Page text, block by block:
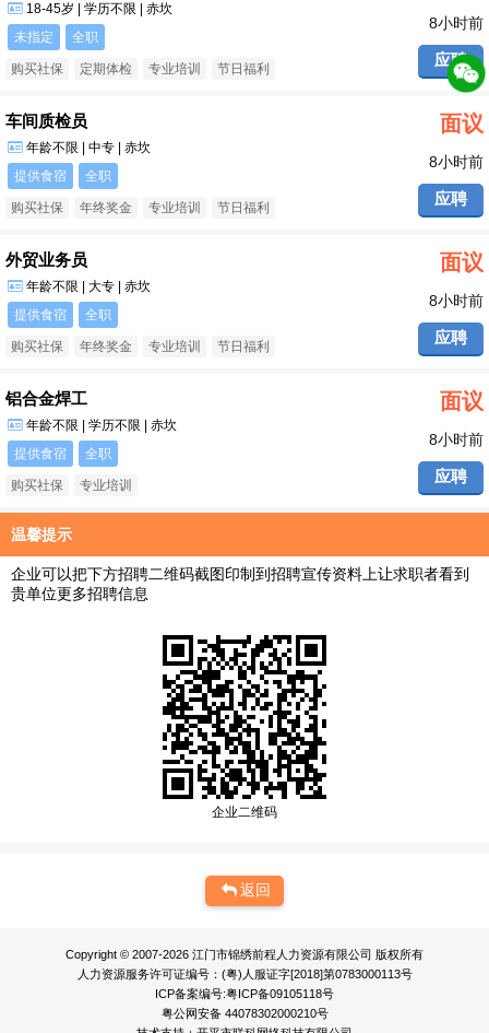
18-45岁 | 学历不限 | 赤坎
未指定
全职
购买社保 定期体检 专业培训 节日福利
8小时前
应聘
车间质检员
年龄不限 | 中专 | 赤坎
提供食宿
全职
购买社保 年终奖金 专业培训 节日福利
面议
8小时前
应聘
外贸业务员
年龄不限 | 大专 | 赤坎
提供食宿
全职
购买社保 年终奖金 专业培训 节日福利
面议
8小时前
应聘
铝合金焊工
年龄不限 | 学历不限 | 赤坎
提供食宿
全职
购买社保 专业培训
面议
8小时前
应聘
温馨提示
企业可以把下方招聘二维码截图印制到招聘宣传资料上让求职者看到
贵单位更多招聘信息
企业二维码
返回
Copyright © 2007-2026 江门市锦绣前程人力资源有限公司 版权所有
人力资源服务许可证编号：(粤)人服证字[2018]第0783000113号
ICP备案编号:粤ICP备09105118号
粤公网安备 44078302000210号